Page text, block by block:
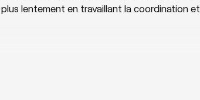
lentement en travaillant la coordination et